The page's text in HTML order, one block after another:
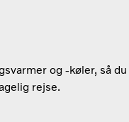
og -køler, så du
rejse.